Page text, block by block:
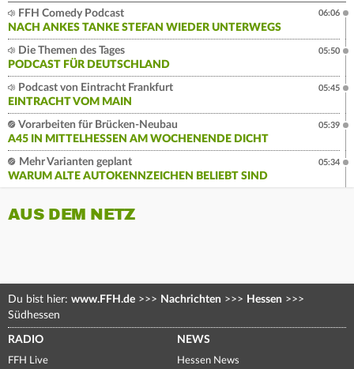
FFH Comedy Podcast
NACH ANKES TANKE STEFAN WIEDER UNTERWEGS
06:06
Die Themen des Tages
PODCAST FÜR DEUTSCHLAND
05:50
Podcast von Eintracht Frankfurt
EINTRACHT VOM MAIN
05:45
Vorarbeiten für Brücken-Neubau
A45 IN MITTELHESSEN AM WOCHENENDE DICHT
05:39
Mehr Varianten geplant
WARUM ALTE AUTOKENNZEICHEN BELIEBT SIND
05:34
AUS DEM NETZ
Du bist hier: www.FFH.de >>> Nachrichten >>> Hessen >>>
Südhessen
RADIO
FFH Live
NEWS
Hessen News